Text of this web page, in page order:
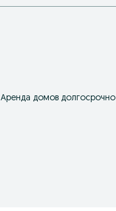
Аренда домов долгосрочно